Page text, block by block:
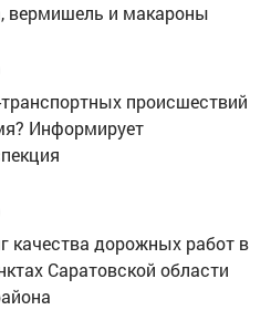
вермишель и макароны
происшествий
Информирует
дорожных работ в
Саратовской области